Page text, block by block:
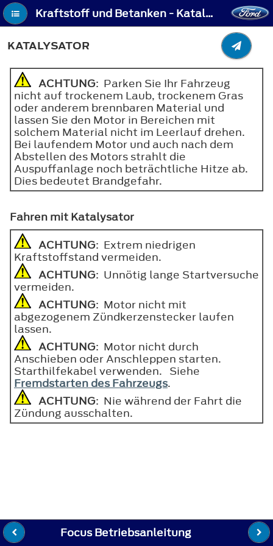
Kraftstoff und Betanken - Katalysator
KATALYSATOR
ACHTUNG: Parken Sie Ihr Fahrzeug
nicht auf trockenem Laub, trockenem Gras
oder anderem brennbaren Material und
lassen Sie den Motor in Bereichen mit
solchem Material nicht im Leerlauf drehen.
Bei laufendem Motor und auch nach dem
Abstellen des Motors strahlt die
Auspuffanlage noch beträchtliche Hitze ab.
Dies bedeutet Brandgefahr.
Fahren mit Katalysator
ACHTUNG: Extrem niedrigen
Kraftstoffstand vermeiden.
ACHTUNG: Unnötig lange Startversuche
vermeiden.
ACHTUNG: Motor nicht mit
abgezogenem Zündkerzenstecker laufen
lassen.
ACHTUNG: Motor nicht durch
Anschieben oder Anschleppen starten.
Starthilfekabel verwenden. Siehe
Fremdstarten des Fahrzeugs.
ACHTUNG: Nie während der Fahrt die
Zündung ausschalten.
Focus Betriebsanleitung